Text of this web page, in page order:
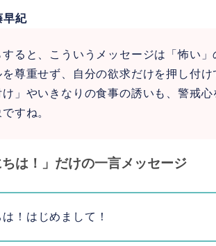
早紀
ると、こういうメッセージは「怖い
を尊重せず、自分の欲求だけを押し付け
け」やいきなりの食事の誘いも、警戒
すね。
は！」だけの一言メッセージ
！はじめまして！